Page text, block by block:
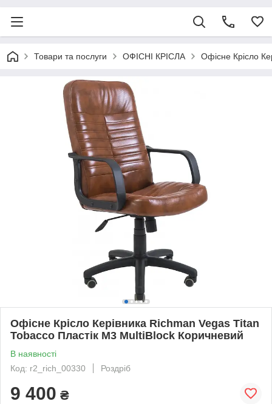
Товари та послуги ОФІСНІ КРІСЛА Офісне Крісло
Офісне Крісло Керівника Richman Vegas Titan
Tobacco Пластік М3 MultiBlock Коричневий
В наявності
Код: r2_rich_00330
Роздріб
9 400 ₴